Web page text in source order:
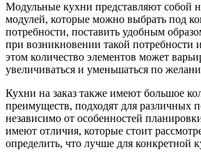
Модульные кухни представляют собой
модулей, которые можно выбрать под
потребности, поставить удобным
при возникновении такой потребности
этом количество элементов может
увеличиваться и уменьшаться по
Кухни на заказ также имеют большое
преимуществ, подходят для различных
независимо от особенностей
имеют отличия, которые стоит
определить, что лучше для конкретной